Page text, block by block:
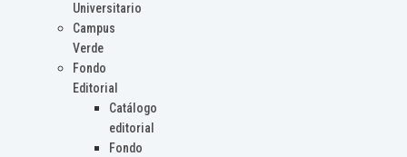
Universitario
Campus
Verde
Fondo
Editorial
Catálogo
editorial
Fondo